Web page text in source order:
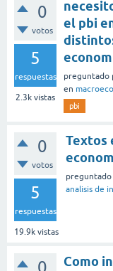
0
votos
5
respuestas
2.3k vistas
el pbi
preguntado
en
pbi
0
votos
5
respuestas
19.9k vistas
Textos
preguntado
analisis de
0 Como